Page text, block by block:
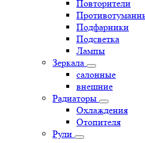
Повторители
Подфарники
Подсветка
Лампы
Зеркала
салонные
внешние
Радиаторы
Охлаждения
Отопителя
Рули